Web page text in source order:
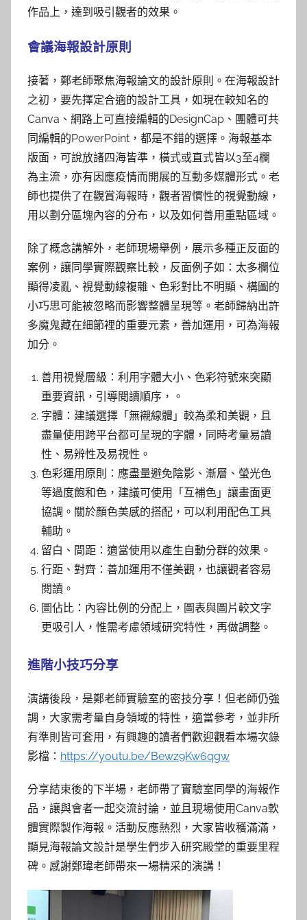
作品上，達到吸引觀者的效果。
會議海報設計原則
接著，鄭老師聚焦海報論文的設計原則。在海報設計
之初，要先擇定合適的設計工具，如現在較知名的
Canva、網路上可直接編輯的DesignCap、團體可共
同編輯的PowerPoint，都是不錯的選擇。海報基本
版面，可說放諸四海皆準，橫式或直式皆以3至4欄
為主流，亦有因應疫情而開展的互動多媒體形式。老
師也提供了在觀賞海報時，觀者習慣性的視覺動線，
用以劃分區塊內容的分布，以及如何善用重點區域。
除了概念講解外，老師現場舉例，展示多種正反面的
案例，讓同學實際觀察比較，反面例子如：太多欄位
顯得凌亂、視覺動線複雜、色彩對比不明顯、構圖的
小巧思可能被忽略而影響整體呈現等。老師歸納出許
多魔鬼藏在細節裡的重要元素，善加運用，可為海報
加分。
善用視覺層級：利用字體大小、色彩符號來突顯
重要資訊，引導閱讀順序，。
字體：建議選擇「無襯線體」較為柔和美觀，且
盡量使用跨平台都可呈現的字體，同時考量易讀
性、易辨性及易視性。
色彩運用原則：應盡量避免陰影、漸層、螢光色
等過度飽和色，建議可使用「互補色」讓畫面更
協調。關於顏色美感的搭配，可以利用配色工具
輔助。
留白、間距：適當使用以產生自動分群的效果。
行距、對齊：善加運用不僅美觀，也讓觀者容易
閱讀。
圖佔比：內容比例的分配上，圖表與圖片較文字
更吸引人，惟需考慮領域研究特性，再做調整。
進階小技巧分享
演講後段，是鄭老師實驗室的密技分享！但老師仍強
調，大家需考量自身領域的特性，適當參考，並非所
有準則皆可套用，有興趣的讀者們歡迎觀看本場次錄
影檔： https://youtu.be/Bewz9Kw6qgw
分享結束後的下半場，老師帶了實驗室同學的海報作
品，讓與會者一起交流討論，並且現場使用Canva軟
體實際製作海報。活動反應熱烈，大家皆收穫滿滿，
顯見海報論文設計是學生們步入研究殿堂的重要里程
碑。感謝鄭瑋老師帶來一場精采的演講！